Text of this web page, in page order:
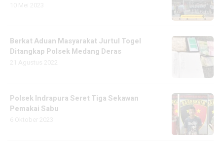
Berkat Aduan Masyarakat Jurtul Togel
Ditangkap Polsek Medang Deras
Polsek Indrapura Seret Tiga Sekawan
Pemakai Sabu